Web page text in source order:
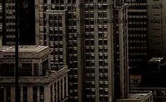
von Zeit zu Zeit aktualisieren. Sie sollten sich
gelegentlich ansehen, um auf dem
diese aktualisiert haben.